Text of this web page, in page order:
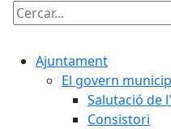
Cercar:
Ajuntament
El govern
Salutació de
Consistori